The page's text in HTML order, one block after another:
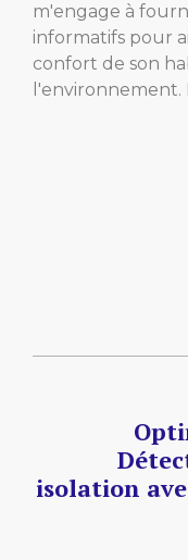
m'engage à
informatifs pour
confort de son
l'environnement.
isolation